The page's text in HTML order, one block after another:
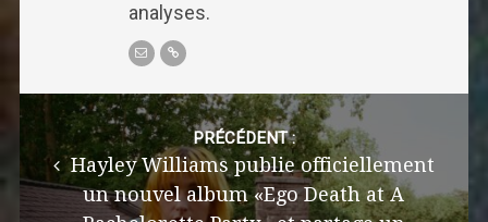
analyses.
Post
navigation
PRÉCÉDENT :
Hayley Williams publie officiellement
un nouvel album «Ego Death at A